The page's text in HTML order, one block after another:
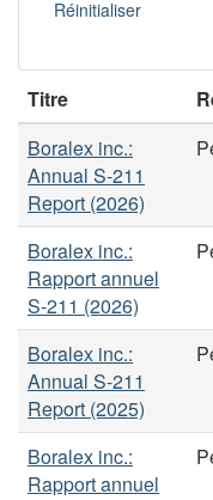
Titre
Boralex inc.:
Annual S-211
Report (2026)
Boralex inc.:
Rapport annuel
S-211 (2026)
Boralex inc.:
Annual S-211
Report (2025)
Boralex inc.:
Rapport annuel